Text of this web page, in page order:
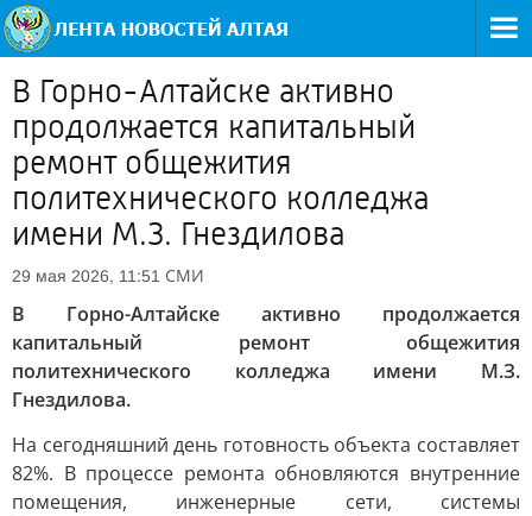
В Горно-Алтайске активно
продолжается капитальный
ремонт общежития
политехнического колледжа
имени М.З. Гнездилова
29 мая 2026, 11:51 СМИ
В Горно-Алтайске активно продолжается
капитальный ремонт общежития
политехнического колледжа имени М.З.
Гнездилова.
На сегодняшний день готовность объекта составляет
82%. В процессе ремонта обновляются внутренние
помещения, инженерные сети, системы